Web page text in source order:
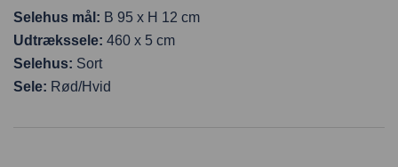
Selehus mål: B 95 x H 12 cm
Udtrækssele: 460 x 5 cm
Selehus: Sort
Sele: Rød/Hvid